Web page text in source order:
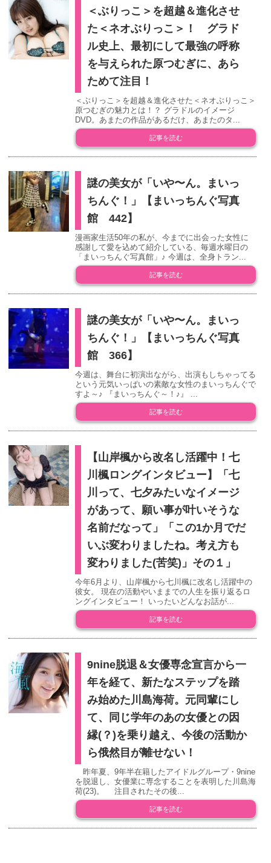
＜ぶりっこ＞を超越＆進化させ
た＜ネオぶりっこ＞！ グラド
ル史上、最初にして最強の呼称
を与えられた原つむぎに、あら
ためて注目！
＜ぶりっこ＞を超越＆進化させた＜ネオぶりっこ＞
原つむぎの魅力とは！？ グラドルのイメージ
DVD。あまたの作品があるだけ、あまたのタ...
記事を読む
謎の美女が「いや〜ん。まいっ
ちんぐ！」【まいっちんぐ写真
館 442】
漫画家生活50年の私が、今までに出会った女性に
感謝して愛を込めて紹介している、毎週水曜日の
「まいっちんぐ写真館」♪ 今週は、全身トラン...
記事を読む
謎の美女が「いや〜ん。まいっ
ちんぐ！」【まいっちんぐ写真
館 366】
今週は、舞台に初演出ながら、出演もしちゃってる
という元気いっぱいの素敵な女性のまいっちんぐで
すよ～♪ 『まいっちんぐ～！♪』 ...
記事を読む
【山岸楓から改名し活躍中！七
川楓ロングインタビュー】「七
川って、七夕みたいなイメージ
があって、願い事が叶いそうな
名前だなって」「この1か月でだ
いぶ変わりましたね。考え方も
変わりました(苦笑)」その１」
今年6月より、山岸楓から七川楓に改名し活躍中の
彼女。 現在の活動やいままでの人生を振り返るロ
ングインタビュー！ いったいどんなお話が...
記事を読む
9nine脱退＆女優専念宣言から一
年を経て、新たなステップを踏
み始めた川島海荷。元同輩にし
て、同じ学年のあの女優との因
縁(？)を乗り越え、今後の活動か
ら俄然目が離せない！
昨年夏、9年半在籍したアイドルグループ・9nine
を脱退し、女優業に専念することを表明した川島海
荷(23)。 注目されたその後...
記事を読む